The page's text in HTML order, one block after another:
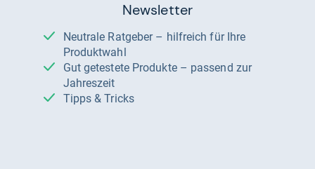
Newsletter
Neutrale Ratgeber – hilfreich für Ihre
Produktwahl
Gut getestete Produkte – passend zur
Jahreszeit
Tipps & Tricks